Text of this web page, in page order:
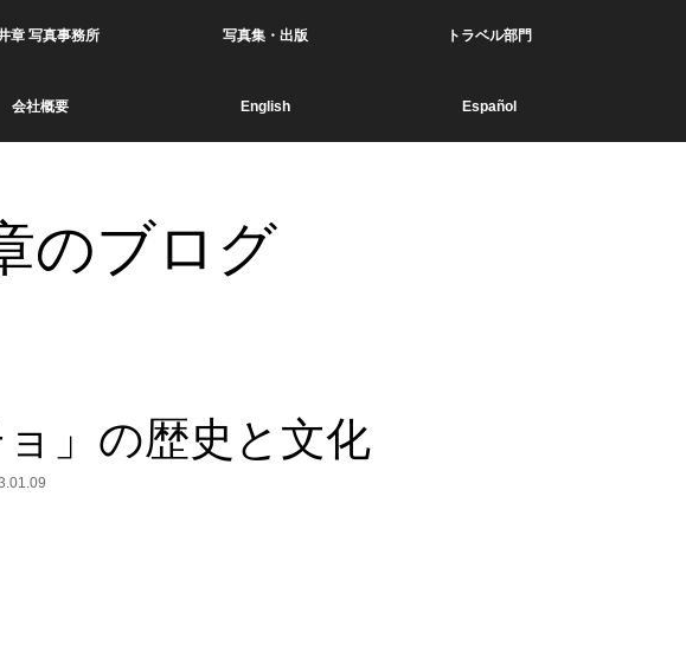
章 写真事務所 写真集・出版 トラベル部門
会社概要 English Español
のブログ
」の歴史と文化